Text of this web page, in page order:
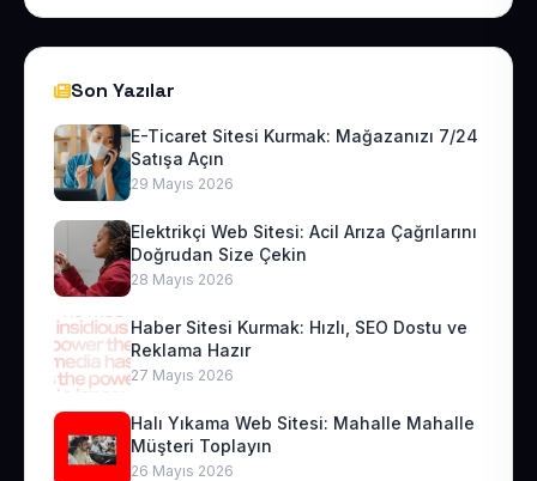
Son Yazılar
E-Ticaret Sitesi Kurmak: Mağazanızı 7/24
Satışa Açın
29 Mayıs 2026
Elektrikçi Web Sitesi: Acil Arıza Çağrılarını
Doğrudan Size Çekin
28 Mayıs 2026
Haber Sitesi Kurmak: Hızlı, SEO Dostu ve
Reklama Hazır
27 Mayıs 2026
Halı Yıkama Web Sitesi: Mahalle Mahalle
Müşteri Toplayın
26 Mayıs 2026